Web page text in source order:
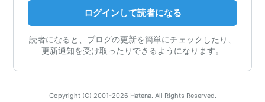
ログインして読者になる
読者になると、ブログの更新を簡単にチェックしたり、
更新通知を受け取ったりできるようになります。
Copyright (C) 2001-2026 Hatena. All Rights Reserved.